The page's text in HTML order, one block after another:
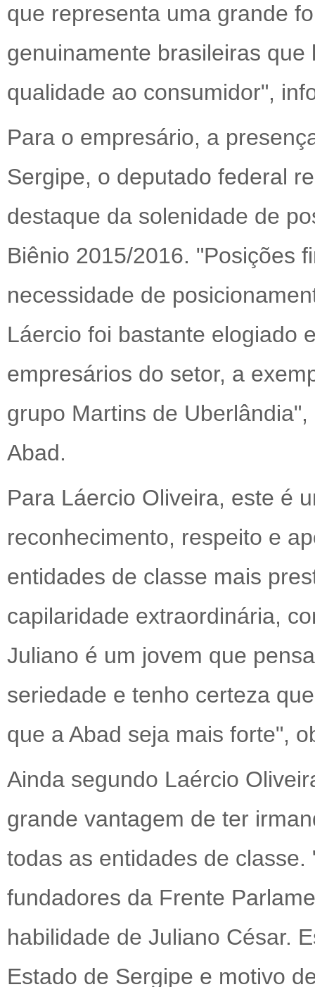
que representa uma grande
genuinamente brasileiras
qualidade ao consumidor",
Para o empresário, a
Sergipe, o deputado federal
destaque da solenidade de
Biênio 2015/2016. "Posições
necessidade de
Láercio foi bastante elogiado
empresários do setor, a
grupo Martins de
Abad.
Para Láercio Oliveira, este é
reconhecimento, respeito e
entidades de classe mais
capilaridade extraordinária,
Juliano é um jovem que
seriedade e tenho certeza
que a Abad seja mais forte",
Ainda segundo Laércio
grande vantagem de ter
todas as entidades de classe.
fundadores da Frente
habilidade de Juliano César.
Estado de Sergipe e motivo